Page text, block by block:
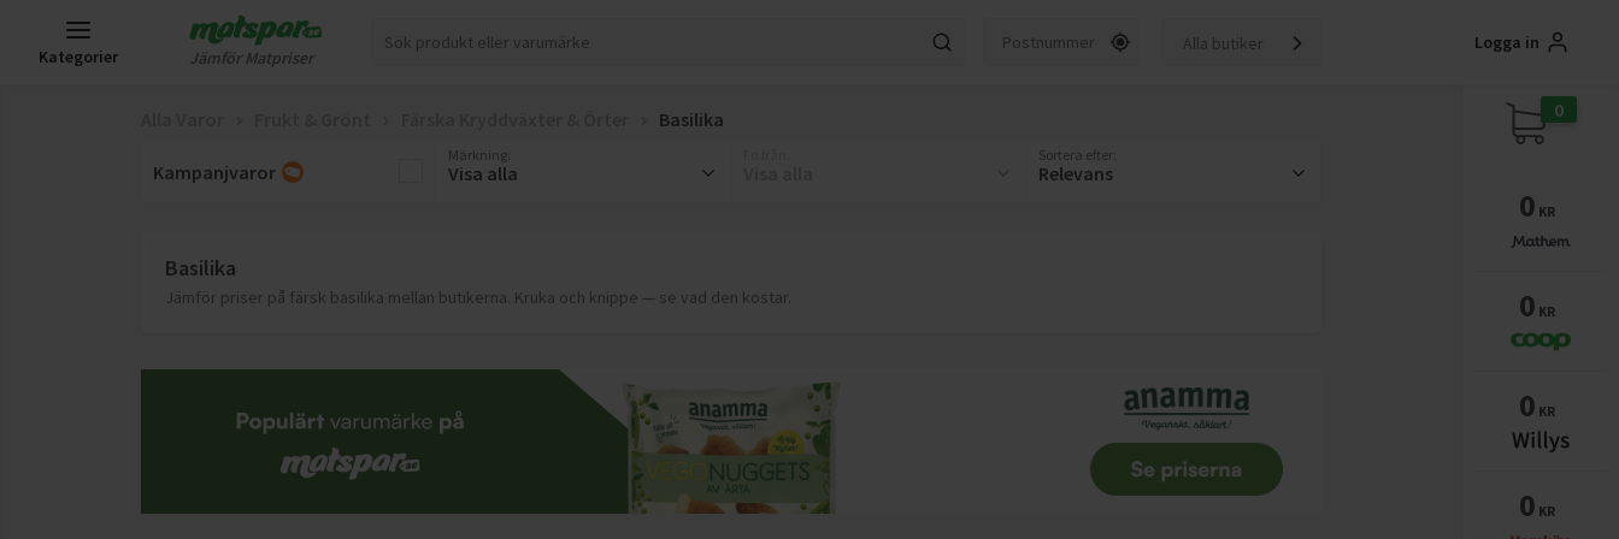
Kategorier Jämför Matpriser
Alla butiker Logga in
Basilika
Kampanjvaror
Märkning
Visa alla
Sortera efter:
Relevans
Basilika
Jämför priser på färsk basilika mellan butikerna. Kruka och knippe — se vad den kostar.
0
0 KR
0 KR
0 KR
0 KR